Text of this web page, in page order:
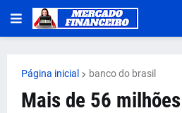
Página inicial banco do brasil
Mais de 56